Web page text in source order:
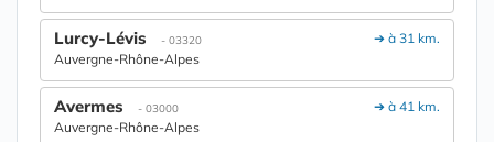
➔ à 31 km.
Lurcy-Lévis - 03320
Auvergne-Rhône-Alpes
➔ à 41 km.
Avermes - 03000
Auvergne-Rhône-Alpes